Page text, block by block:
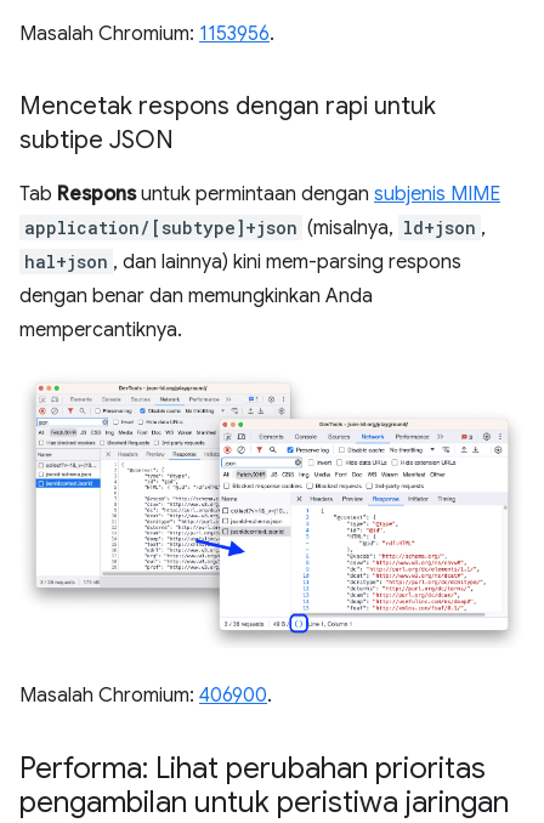
Masalah Chromium: 1153956.
Mencetak respons dengan rapi untuk
subtipe JSON
Tab Responsuntuk permintaan dengan subjenis MIME
application/[subtype]+json (misalnya, ld+json ,
hal+json , dan lainnya) kini mem-parsing respons
dengan benar dan memungkinkan Anda
mempercantiknya.
Masalah Chromium: 406900.
Performa: Lihat perubahan prioritas
pengambilan untuk peristiwa jaringan